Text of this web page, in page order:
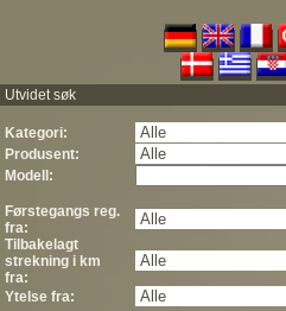
Utvidet søk
Kategori:
Produsent:
Modell:
Førstegangs reg.
fra:
Tilbakelagt
strekning i km
fra:
Ytelse fra: